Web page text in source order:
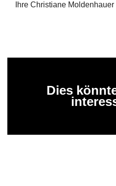
Ihre Christiane Moldenhauer
Dies